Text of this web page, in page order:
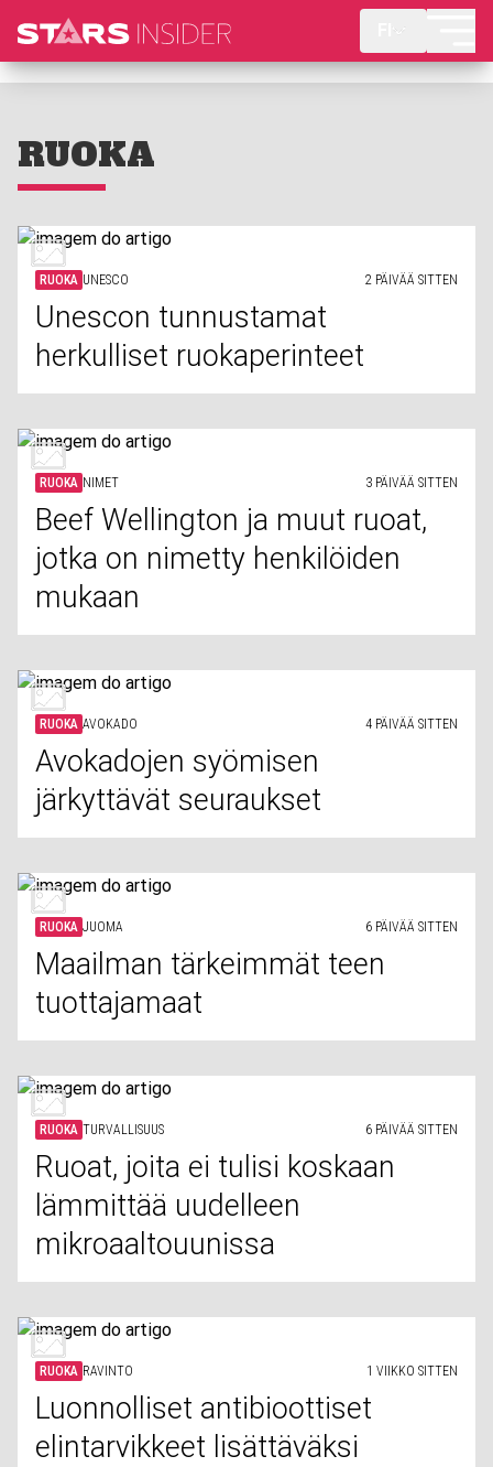
RUOKA
RUOKA UNESCO 2 PÄIVÄÄ SITTEN
Unescon tunnustamat
herkulliset ruokaperinteet
RUOKA NIMET 3 PÄIVÄÄ SITTEN
Beef Wellington ja muut ruoat,
jotka on nimetty henkilöiden
mukaan
RUOKA AVOKADO 4 PÄIVÄÄ SITTEN
Avokadojen syömisen
järkyttävät seuraukset
RUOKA JUOMA 6 PÄIVÄÄ SITTEN
Maailman tärkeimmät teen
tuottajamaat
RUOKA TURVALLISUUS 6 PÄIVÄÄ SITTEN
Ruoat, joita ei tulisi koskaan
lämmittää uudelleen
mikroaaltouunissa
RUOKA RAVINTO 1 VIIKKO SITTEN
Luonnolliset antibioottiset
elintarvikkeet lisättäväksi